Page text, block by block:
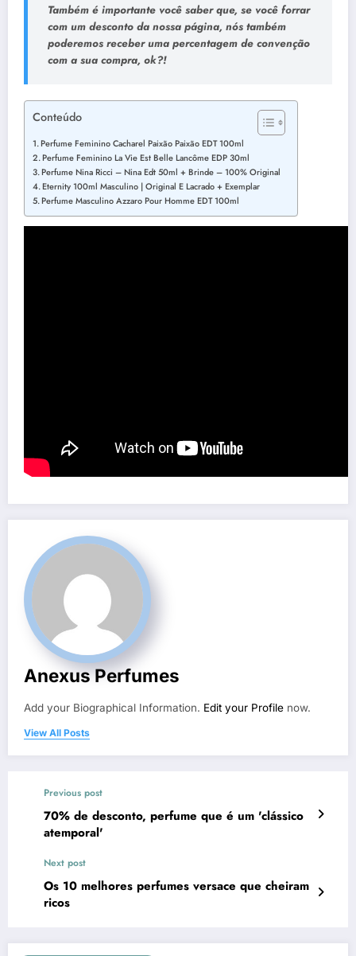
Também é importante você saber que, se você forrar
com um desconto da nossa página, nós também
poderemos receber uma percentagem de convenção
com a sua compra, ok?!
Conteúdo
Perfume Feminino Cacharel Paixão Paixão EDT 100ml
Perfume Feminino La Vie Est Belle Lancôme EDP 30ml
Perfume Nina Ricci – Nina Edt 50ml + Brinde – 100% Original
Eternity 100ml Masculino | Original E Lacrado + Exemplar
Perfume Masculino Azzaro Pour Homme EDT 100ml
Anexus Perfumes
Add your Biographical Information. Edit your Profile now.
View All Posts
Previous post
70% de desconto, perfume que é um 'clássico
atemporal'
Next post
Os 10 melhores perfumes versace que cheiram
ricos